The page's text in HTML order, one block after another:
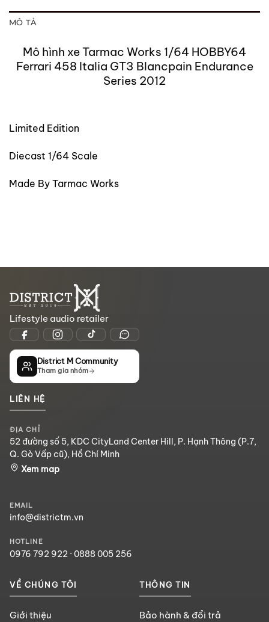
MÔ TẢ
Mô hình xe Tarmac Works 1/64 HOBBY64
Ferrari 458 Italia GT3 Blancpain Endurance
Series 2012
Limited Edition
Diecast 1/64 Scale
Made By Tarmac Works
Lifestyle audio retailer
District M Community
Tham gia nhóm
LIÊN HỆ
ĐỊA CHỈ
52 đường số 5, KDC CityLand Center Hill, P. Hạnh Thông (P.7,
Q. Gò Vấp cũ), Hồ Chí Minh
Xem map
EMAIL
info@districtm.vn
HOTLINE
0976 792 922 · 0888 005 256
VỀ CHÚNG TÔI
Giới thiệu
THÔNG TIN
Bảo hành & đổi trả